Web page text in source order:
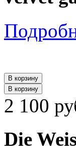
В корзину
В корзину
2 100
Die